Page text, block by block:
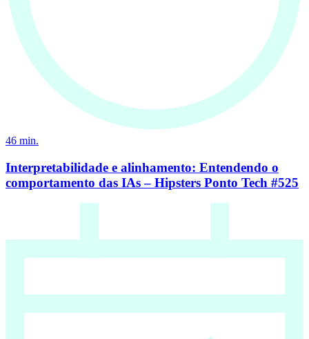
46 min.
Interpretabilidade e alinhamento: Entendendo o
comportamento das IAs – Hipsters Ponto Tech #525